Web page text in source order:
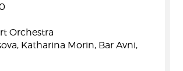
Orchestra
Katharina Morin, Bar Avni,